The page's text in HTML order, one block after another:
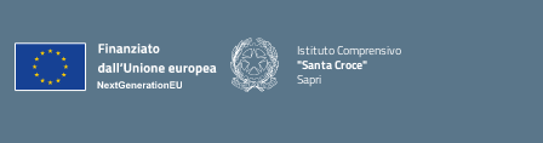
Istituto Comprensivo
"Santa Croce"
Sapri
— Visita la pagina iniziale della scuola